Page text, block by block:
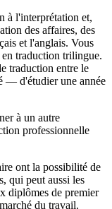
à l'interprétation et,
des affaires, des
et l'anglais. Vous
traduction trilingue.
traduction entre le
— d'étudier une année
à un autre
professionnelle
ont la possibilité de
qui peut aussi les
diplômes de premier
du travail.